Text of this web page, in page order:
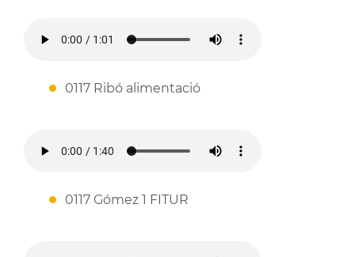
0117 Ribó alimentació
0117 Gómez 1 FITUR